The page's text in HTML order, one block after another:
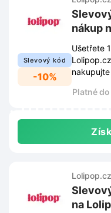
Slevový kód
-10%
nákup
Ušetřete
Platné
Lolipop.cz
na